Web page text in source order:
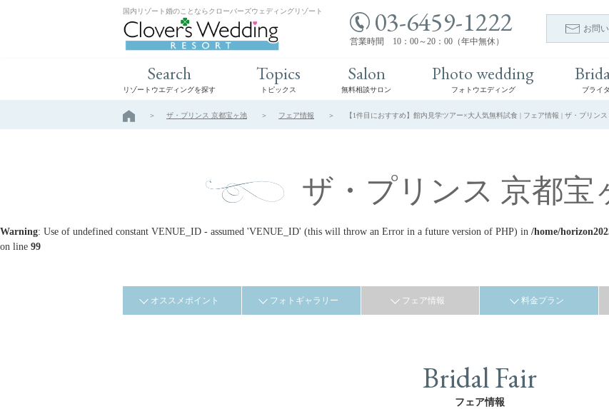
国内リゾート婚のことならクローバーズウェディングリゾート 03-6459-1222
営業時間 10：00～20：00（年中無休）
お問
Search
リゾートウエディングを探す
Topics
トピックス
Salon
無料相談サロン
Photo wedding
フォトウエディング ブライ
ザ・プリンス 京都宝ヶ池 フェア情報 【1件目におすすめ】館内見学ツアー×大人気無料試食 | フェア情報 | ザ・プリン
ザ・プリンス 京都宝
Warning: Use of undefined constant VENUE_ID - assumed 'VENUE_ID' (this will throw an Error in a future version of PHP) in /home/
on line 99
オススメポイント フォトギャラリー フェア情報 料金プラン
Bridal Fair
フェア情報